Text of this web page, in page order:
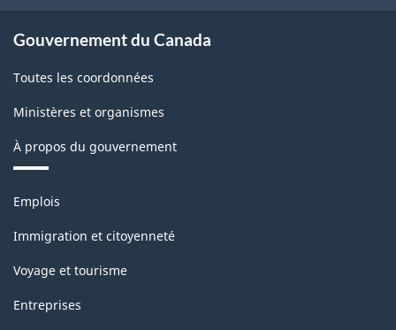
2017
-
Structure
la
classification
Gouvernement du Canada
Toutes les coordonnées
Ministères et organismes
À propos du gouvernement
Thèmes
sujets
Emplois
Immigration et citoyenneté
Voyage et tourisme
Entreprises